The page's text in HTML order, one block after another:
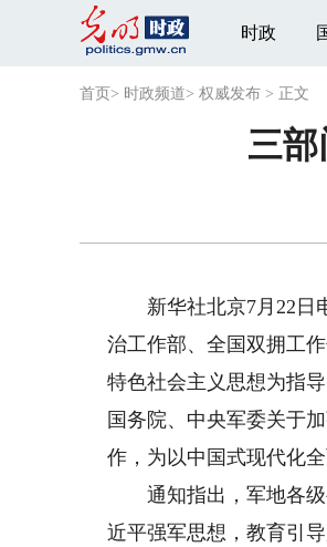
时政
首页 > 时政频道> 权威发布 > 正文
三
新华社北京7月22日电
治工作部、全国双拥工
特色社会主义思想为指
国务院、中央军委关于
作，为以中国式现代化
通知指出，军地各级
近平强军思想，教育引